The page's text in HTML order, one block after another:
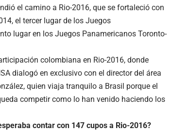
el camino a Rio-2016, que se fortaleció con
el tercer lugar de los Juegos
lugar en los Juegos Panamericanos Toronto-
colombiana en Rio-2016, donde
dialogó en exclusivo con el director del área
quien viaja tranquilo a Brasil porque el
competir como lo han venido haciendo los
contar con 147 cupos a Rio-2016?